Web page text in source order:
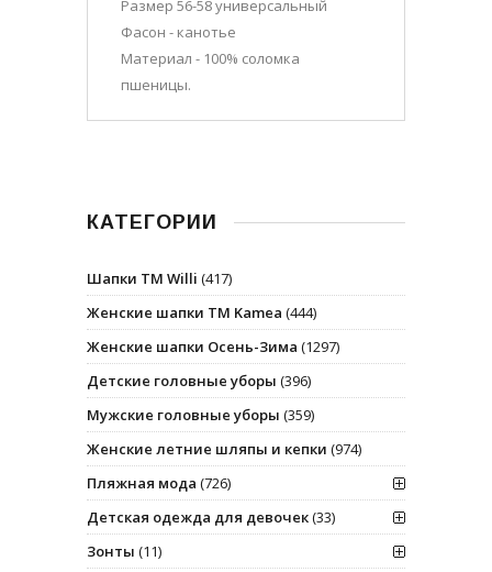
Размер 56-58 универсальный
Фасон - канотье
Материал - 100% соломка
пшеницы.
КАТЕГОРИИ
Шапки ТМ Willi (417)
Женские шапки ТМ Kamea (444)
Женские шапки Осень-Зима (1297)
Детские головные уборы (396)
Мужские головные уборы (359)
Женские летние шляпы и кепки (974)
Пляжная мода (726)
Детская одежда для девочек(33)
Зонты (11)